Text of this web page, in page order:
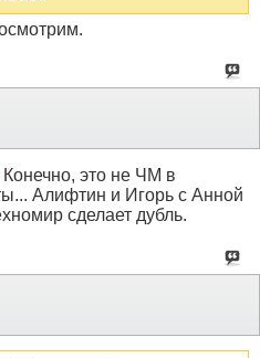
Конечно, это не ЧМ в
Алифтин и Игорь с Анной
сделает дубль.